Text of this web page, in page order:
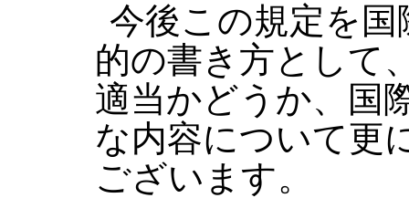
今後この規定を
的の書き方として
適当かどうか、国
な内容について更
ございます。